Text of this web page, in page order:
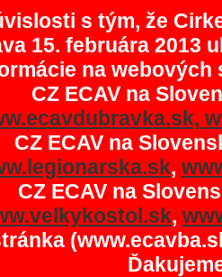
s tým, že
15. februára 2013
na
CZ ECAV na
CZ ECAV na
,
CZ ECAV na
,